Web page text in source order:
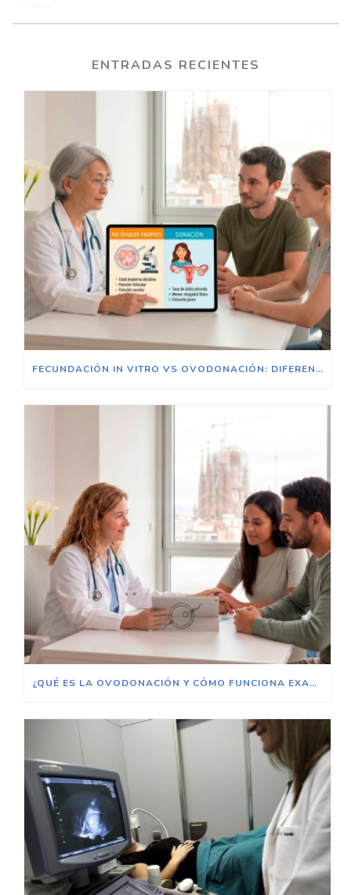
ENTRADAS RECIENTES
FECUNDACIÓN IN VITRO VS OVODONACIÓN: DIFERENCIAS Y CUÁNDO DAR EL PASO
¿QUÉ ES LA OVODONACIÓN Y CÓMO FUNCIONA EXACTAMENTE?